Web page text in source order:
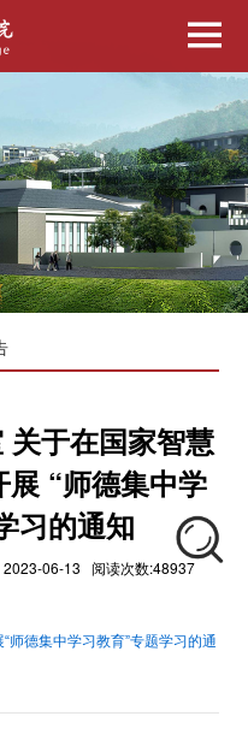
于在国家智慧
“师德集中学
习的通知
2023-06-13 阅读次数:48937
师德集中学习教育”专题学习的通